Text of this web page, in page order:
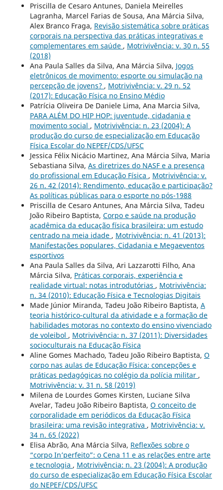
Priscilla de Cesaro Antunes, Daniela Meirelles
Lagranha, Marcel Farias de Sousa, Ana Márcia Silva,
Alex Branco Fraga, Revisão sistemática sobre práticas
corporais na perspectiva das práticas integrativas e
complementares em saúde , Motrivivência: v. 30 n. 55
(2018)
Ana Paula Salles da Silva, Ana Márcia Silva, Jogos
eletrônicos de movimento: esporte ou simulação na
percepção de jovens? , Motrivivência: v. 29 n. 52
(2017): Educação Física no Ensino Médio
Patrícia Oliveira De Daniele Lima, Ana Marcia Silva,
PARA ALÉM DO HIP HOP: juventude, cidadania e
movimento social , Motrivivência: n. 23 (2004): A
produção do curso de especialização em Educação
Física Escolar do NEPEF/CDS/UFSC
Jessica Félix Nicácio Martinez, Ana Márcia Silva, Maria
Sebastiana Silva, As diretrizes do NASF e a presença
do profissional em Educação Física , Motrivivência: v.
26 n. 42 (2014): Rendimento, educação e participação?
As políticas públicas para o esporte no pós-1988
Priscilla de Cesaro Antunes, Ana Márcia Silva, Tadeu
João Ribeiro Baptista, Corpo e saúde na produção
acadêmica da educação física brasileira: um estudo
centrado na meia idade , Motrivivência: n. 41 (2013):
Manifestações populares, Cidadania e Megaeventos
esportivos
Ana Paula Salles da Silva, Ari Lazzarotti Filho, Ana
Márcia Silva, Práticas corporais, experiência e
realidade virtual: notas introdutórias , Motrivivência:
n. 34 (2010): Educação Física e Tecnologias Digitais
Made Júnior Miranda, Tadeu João Ribeiro Baptista, A
teoria histórico-cultural da atividade e a formação de
habilidades motoras no contexto do ensino vivenciado
de voleibol , Motrivivência: n. 37 (2011): Diversidades
socioculturais na Educação Física
Aline Gomes Machado, Tadeu João Ribeiro Baptista, O
corpo nas aulas de Educação Física: concepções e
práticas pedagógicas no colégio da polícia militar ,
Motrivivência: v. 31 n. 58 (2019)
Milena de Lourdes Gomes Kirsten, Luciane Silva
Avelar, Tadeu João Ribeiro Baptista, O conceito de
corporalidade em periódicos da Educação Física
brasileira: uma revisão integrativa , Motrivivência: v.
34 n. 65 (2022)
Elisa Abrão, Ana Márcia Silva, Reflexões sobre o
“corpo In’perfeito”: o Cena 11 e as relações entre arte
e tecnologia , Motrivivência: n. 23 (2004): A produção
do curso de especialização em Educação Física Escolar
do NEPEF/CDS/UFSC